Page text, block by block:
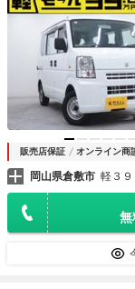
販売店保証 オンライン商
岡山県倉敷市 軽３
無